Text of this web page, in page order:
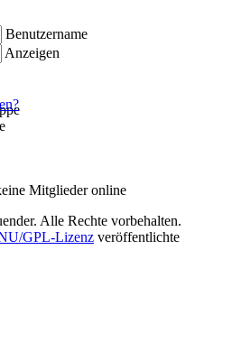
Benutzername
Anzeigen
Mitglieder online
Alle Rechte vorbehalten.
GPL-Lizenz veröffentlichte